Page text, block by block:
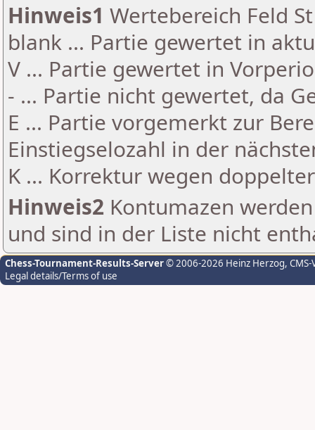
Hinweis1 Wertebereich Feld
blank ... Partie gewertet in
V ... Partie gewertet in
- ... Partie nicht gewertet, da
E ... Partie vorgemerkt zur
Einstiegselozahl in der
K ... Korrektur wegen
Hinweis2 Kontumazen
und sind in der Liste nicht
Chess-Tournament-Results-Server© 2006-2026 Heinz Herzog,
Legal details/Terms of use